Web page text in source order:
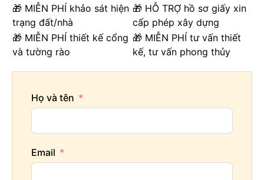
🎁 MIỄN PHÍ khảo sát hiện
trạng đất/nhà
🎁 HỖ TRỢ hồ sơ giấy xin
cấp phép xây dựng
🎁 MIỄN PHÍ thiết kế cổng
và tường rào
🎁 MIỄN PHÍ tư vấn thiết
kế, tư vấn phong thủy
Họ và tên
Email